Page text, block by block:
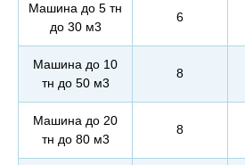
Машина до 5 тн
до 30 м3
6
Машина до 10
тн до 50 м3
8
Машина до 20
тн до 80 м3
8